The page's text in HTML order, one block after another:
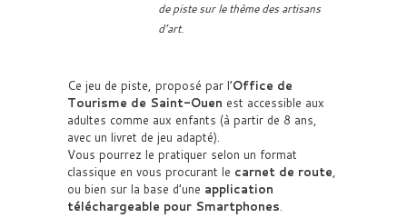
de piste sur le thème des artisans
d’art.
Ce jeu de piste, proposé par l’Office de
Tourisme de Saint-Ouen est accessible aux
adultes comme aux enfants (à partir de 8 ans,
avec un livret de jeu adapté).
Vous pourrez le pratiquer selon un format
classique en vous procurant le carnet de route,
ou bien sur la base d’une application
téléchargeable pour Smartphones.